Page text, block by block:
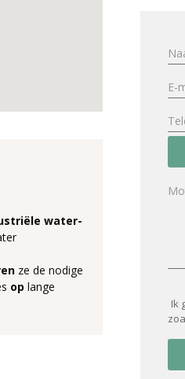
water-
ze de nodige
op lange
Ik